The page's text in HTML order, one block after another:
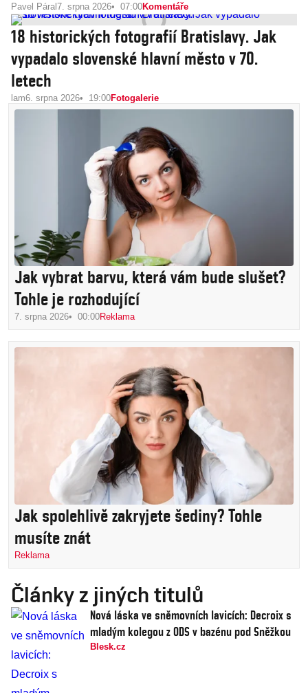
Pavel Páral 7. srpna 2026 07:00Komentáře
18 historických fotografií Bratislavy. Jak
vypadalo slovenské hlavní město v 70.
letech
lam6. srpna 2026 19:00Fotogalerie
Jak vybrat barvu, která vám bude slušet?
Tohle je rozhodující
7. srpna 2026 00:00Reklama
Jak spolehlivě zakryjete šediny? Tohle
musíte znát
Reklama
Články z jiných titulů
Nová láska ve sněmovních lavicích: Decroix s
mladým kolegou z ODS v bazénu pod Sněžkou
Blesk.cz